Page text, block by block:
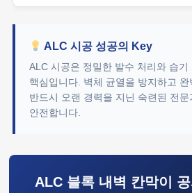
ALC 시공 성공의 Key
ALC 시공은 정밀한 발수 처리와 습기
핵심입니다. 벽체 균열을 방지하고
반드시 오랜 경력을 지닌 숙련된 전
안전합니다.
ALC 블록 내벽 칸막이